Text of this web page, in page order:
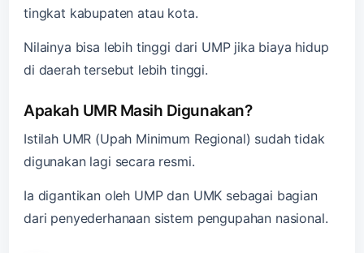
tingkat kabupaten atau kota.
Nilainya bisa lebih tinggi dari UMP jika biaya hidup
di daerah tersebut lebih tinggi.
Apakah UMR Masih Digunakan?
Istilah UMR (Upah Minimum Regional) sudah tidak
digunakan lagi secara resmi.
Ia digantikan oleh UMP dan UMK sebagai bagian
dari penyederhanaan sistem pengupahan nasional.